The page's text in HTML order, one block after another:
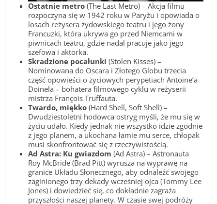
Ostatnie metro (The Last Metro) – Akcja filmu
rozpoczyna się w 1942 roku w Paryżu i opowiada o
losach reżysera żydowskiego teatru i jego żony
Francuzki, która ukrywa go przed Niemcami w
piwnicach teatru, gdzie nadal pracuje jako jego
szefowa i aktorka.
Skradzione pocałunki (Stolen Kisses) –
Nominowana do Oscara i Złotego Globu trzecia
część opowieści o życiowych perypetiach Antoine’a
Doinela – bohatera filmowego cyklu w reżyserii
mistrza François Truffauta.
Twardo, miękko (Hard Shell, Soft Shell) –
Dwudziestoletni hodowca ostryg myśli, że mu się w
życiu udało. Kiedy jednak nie wszystko idzie zgodnie
z jego planem, a ukochana łamie mu serce, chłopak
musi skonfrontować się z rzeczywistością.
Ad Astra: Ku gwiazdom (Ad Astra) – Astronauta
Roy McBride (Brad Pitt) wyrusza na wyprawę na
granice Układu Słonecznego, aby odnaleźć swojego
zaginionego trzy dekady wcześniej ojca (Tommy Lee
Jones) i dowiedzieć się, co dokładnie zagraża
przyszłości naszej planety. W czasie swej podróży